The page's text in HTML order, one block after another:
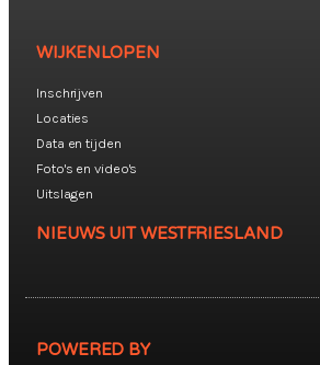
WIJKENLOPEN
Inschrijven
Locaties
Data en tijden
Foto's en video's
Uitslagen
NIEUWS UIT WESTFRIESLAND
POWERED BY